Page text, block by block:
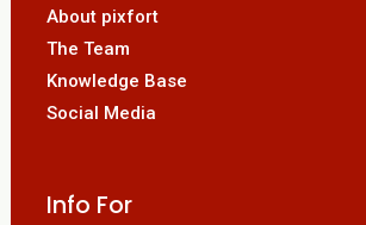
About pixfort
The Team
Knowledge Base
Social Media
Info For